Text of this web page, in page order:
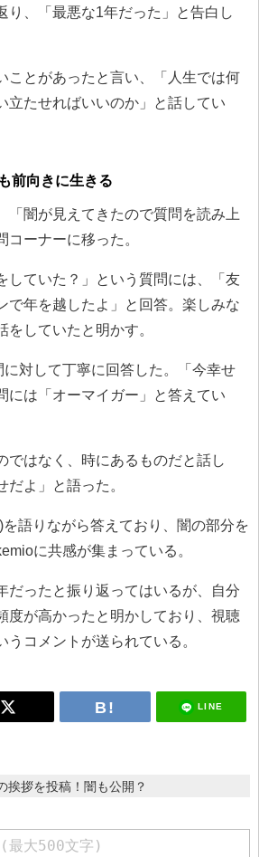
り、「最悪な1年だった」と告白し
ことがあったと言い、「人生では何
立たせればいいのか」と話してい
前向きに生きる
「闇が見えてきたので質問を読み上
コーナーに移った。
していた？」という質問には、「友
で年を越したよ」と回答。楽しみな
していたと明かす。
対して丁寧に回答した。「今幸せ
には「オーマイガー」と答えてい
ではなく、時にあるものだと話し
だよ」と語った。
語りながら答えており、闇の部分を
に共感が集まっている。
だったと振り返ってはいるが、自分
度が高かったと明かしており、視聴
コメントが送られている。
LINE
挨拶を投稿！闇も公開？